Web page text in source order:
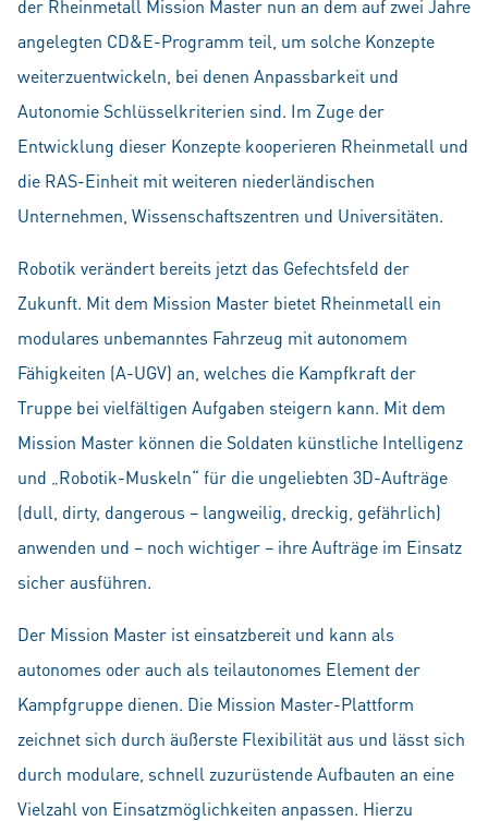
der Rheinmetall Mission Master nun an dem auf zwei Jahre
angelegten CD&E-Programm teil, um solche Konzepte
weiterzuentwickeln, bei denen Anpassbarkeit und
Autonomie Schlüsselkriterien sind. Im Zuge der
Entwicklung dieser Konzepte kooperieren Rheinmetall und
die RAS-Einheit mit weiteren niederländischen
Unternehmen, Wissenschaftszentren und Universitäten.
Robotik verändert bereits jetzt das Gefechtsfeld der
Zukunft. Mit dem Mission Master bietet Rheinmetall ein
modulares unbemanntes Fahrzeug mit autonomem
Fähigkeiten (A-UGV) an, welches die Kampfkraft der
Truppe bei vielfältigen Aufgaben steigern kann. Mit dem
Mission Master können die Soldaten künstliche Intelligenz
und „Robotik-Muskeln“ für die ungeliebten 3D-Aufträge
(dull, dirty, dangerous – langweilig, dreckig, gefährlich)
anwenden und – noch wichtiger – ihre Aufträge im Einsatz
sicher ausführen.
Der Mission Master ist einsatzbereit und kann als
autonomes oder auch als teilautonomes Element der
Kampfgruppe dienen. Die Mission Master-Plattform
zeichnet sich durch äußerste Flexibilität aus und lässt sich
durch modulare, schnell zuzurüstende Aufbauten an eine
Vielzahl von Einsatzmöglichkeiten anpassen. Hierzu